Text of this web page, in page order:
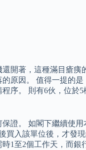
開著，這種滿目瘡
原因。 值得一提的
序。 則有6伙，位於
證。 如閣下繼續使
入該單位後，才發
至2個工作天，而銀